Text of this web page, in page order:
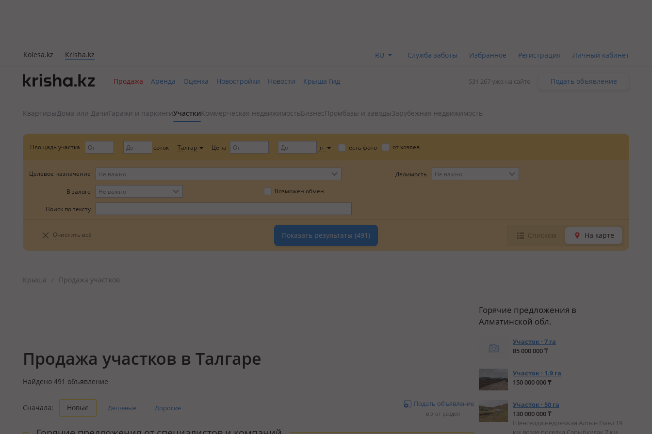
Kolesa.kz Krisha.kz RU Служба заботы Избранное Регистрация Личный кабинет
Продажа Аренда Оценка Новостройки Новости Крыша Гид 531 267 уже на сайте Подать объявление
Квартиры Дома или ДачиГаражи и паркингиУчасткиКоммерческая недвижимостьБизнесПромбазы и заводы Зарубежная недвижимость
Площадь участка соток Талгар Цена тг есть фото от хозяев
Целевое назначение Делимость
В залоге Возможен обмен
Поиск по тексту
Очистить всё Показать результаты (491) Списком На карте
Крыша / Продажа участков
Продажа участков в Талгаре
Найдено 491 объявление
Сначала: Новые Дешевые Дорогие Подать объявление
в этот раздел
Горячие предложения в
Алматинской обл.
Участок · 7 га
85 000 000 ₸
Участок · 1.9 га
150 000 000 ₸
Участок · 50 га
130 000 000 ₸
Шенгелди недоезжая Алтын Емел 19
км возле поселка Сарыбкулак 7 км